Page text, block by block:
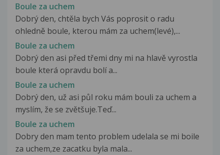
Boule za uchem
Dobrý den, chtěla bych Vás poprosit o radu
ohledně boule, kterou mám za uchem(levé),...
Boule za uchem
Dobrý den asi před třemi dny mi na hlavě vyrostla
boule která opravdu bolí a...
Boule za uchem
Dobrý den, už asi půl roku mám bouli za uchem a
myslím, že se zvětšuje.Teď...
Boule za uchem
Dobry den mam tento problem udelala se mi boile
za uchem,ze zacatku byla mala...